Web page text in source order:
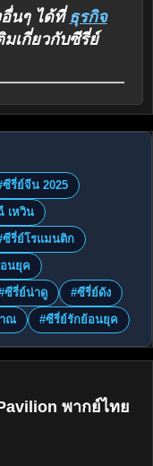
อื่นๆ ได้ที่ ธุรกิจ
เกี่ยวกับซีรี่ย์
ซีรี่ย์จีน 2025
เหวิน
ซีรี่ย์โรแมนติก
นยุค
ซีรี่ย์น่าดู
#ซีรี่ย์ดัง
าณ #ซีรี่ย์รักย้อนยุค
พากย์ไทย